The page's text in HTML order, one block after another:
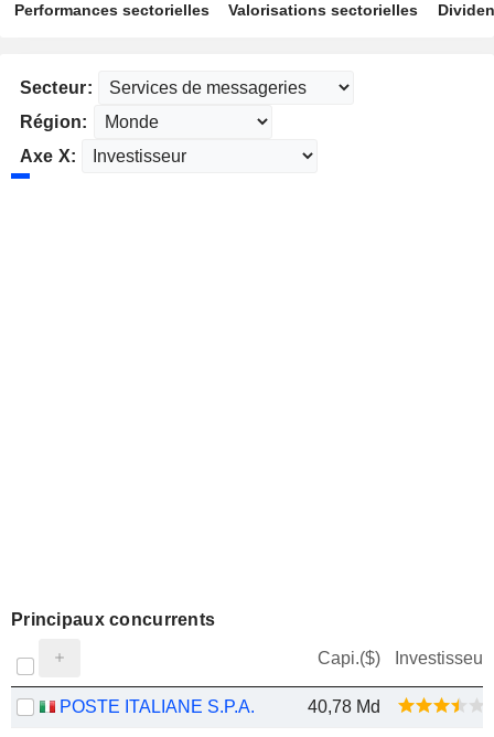
Performances sectorielles Valorisations sectorielles
Secteur:
Région:
Axe X:
Principaux concurrents
Capi.($) Investisseur
POSTE ITALIANE S.P.A. 40,78 Md